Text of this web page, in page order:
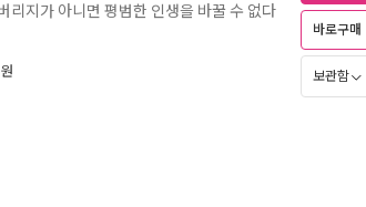
리지가 아니면 평범한 인생을 바꿀 수 없다
원
바로구매
보관함